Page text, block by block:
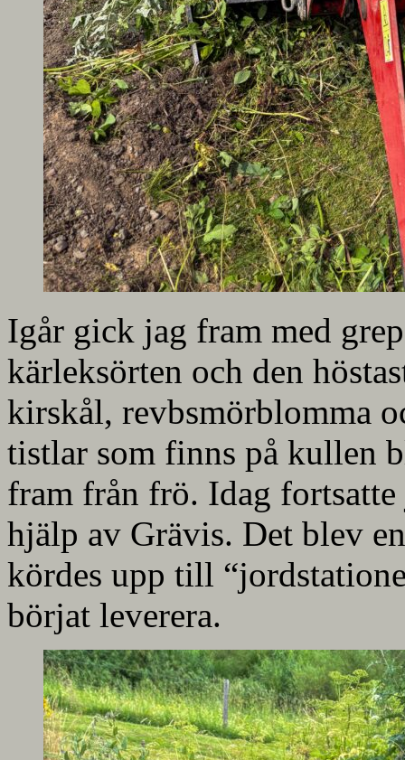
Igår gick jag fram med
kärleksörten och den
kirskål, revbsmörblomma
tistlar som finns på kullen
fram från frö. Idag fortsatte
hjälp av Grävis. Det blev
kördes upp till
börjat leverera.